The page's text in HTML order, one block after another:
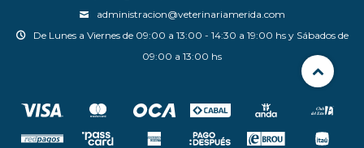
administracion@veterinariamerida.com
De Lunes a Viernes de 09:00 a 13:00 - 14:30 a 19:00 hs y Sábados de
09:00 a 13:00 hs